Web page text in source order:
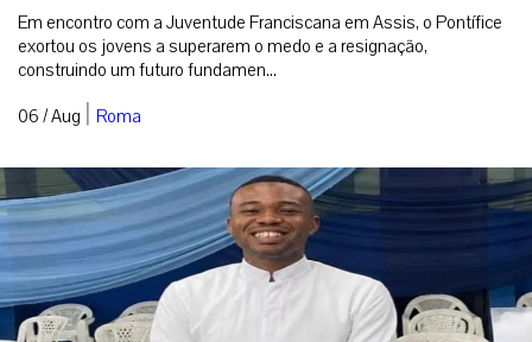
Em encontro com a Juventude Franciscana em Assis, o Pontífice
exortou os jovens a superarem o medo e a resignação,
construindo um futuro fundamen...
06 / Aug | Roma